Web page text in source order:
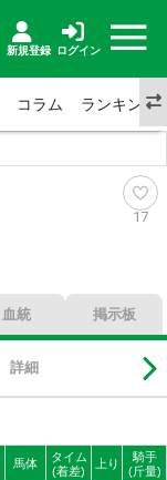
新規登録 ログイン
コラム ランキング
17
3-1-1-13
17%
22%
28%
血統 掲示板
詳細
馬体
タイム
(着差)
上り
騎手
(斤量)